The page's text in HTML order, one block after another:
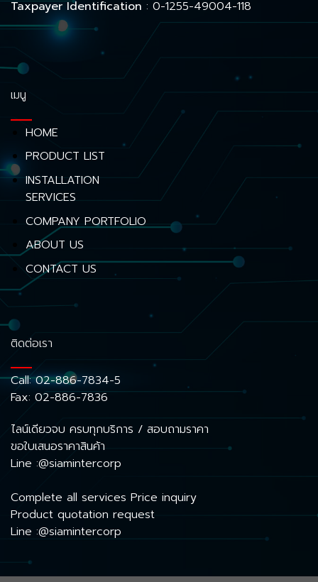
Taxpayer Identification : 0-1255-49004-118
เมนู
HOME
PRODUCT LIST
INSTALLATION
SERVICES
COMPANY PORTFOLIO
ABOUT US
CONTACT US
ติดต่อเรา
Call:02-886-7834-5
Fax: 02-886-7836
ไลน์เดียวจบ ครบทุกบริการ / สอบถามราคา
ขอใบเสนอราคาสินค้า
Line :@siamintercorp
Complete all services Price inquiry
Product quotation request
Line :@siamintercorp